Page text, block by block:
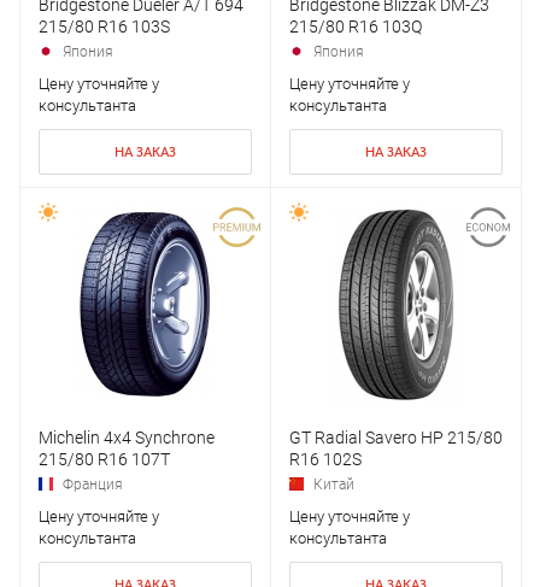
Bridgestone Dueler A/T 694
215/80 R16 103S
Япония
Цену уточняйте у
консультанта
НА ЗАКАЗ
Bridgestone Blizzak DM-Z3
215/80 R16 103Q
Япония
Цену уточняйте у
консультанта
НА ЗАКАЗ
Michelin 4x4 Synchrone
215/80 R16 107T
Франция
Цену уточняйте у
консультанта
GT Radial Savero HP 215/80
R16 102S
Китай
Цену уточняйте у
консультанта